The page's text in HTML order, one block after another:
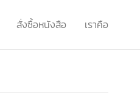
สั่งซื้อหนังสือ เราคือ